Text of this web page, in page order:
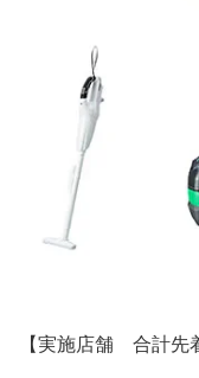
【実施店舗 合計先